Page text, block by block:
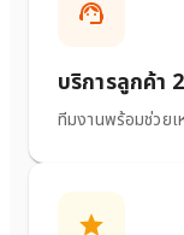
บริการลูกค้า
ทีมงานพร้อมช่วย